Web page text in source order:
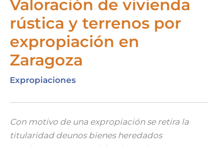
Valoración de vivienda
rústica y terrenos por
expropiación en
Zaragoza
Expropiaciones
Con motivo de una expropiación se retira la
titularidad deunos bienes heredados